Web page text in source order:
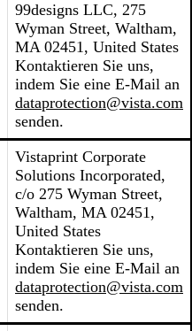
99designs LLC, 275
Wyman Street, Waltham,
MA 02451, United States
Kontaktieren Sie uns,
indem Sie eine E-Mail an
dataprotection@vista.com
senden.
Vistaprint Corporate
Solutions Incorporated,
c/o 275 Wyman Street,
Waltham, MA 02451,
United States
Kontaktieren Sie uns,
indem Sie eine E-Mail an
dataprotection@vista.com
senden.